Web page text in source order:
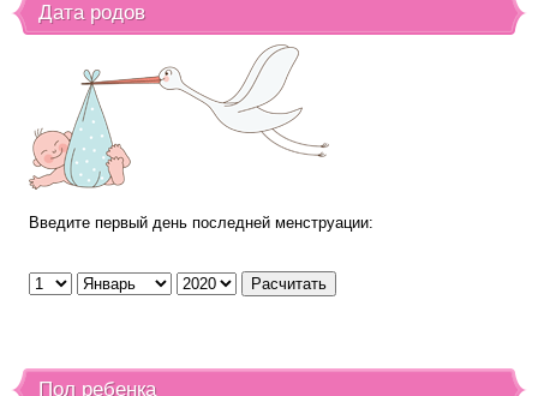
Дата родов
Введите первый день последней менструации:
Пол ребенка